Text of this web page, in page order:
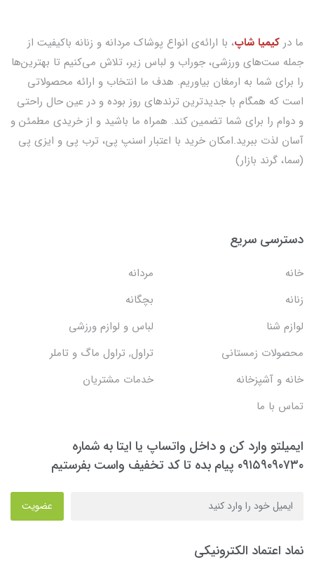
ما در کیمیا شاپ، با ارائه‌ی انواع پوشاک مردانه و زنانه باکیفیت از
جمله ست‌های ورزشی، جوراب و لباس زیر، تلاش می‌کنیم تا بهترین‌ها
را برای شما به ارمغان بیاوریم. هدف ما انتخاب و ارائه محصولاتی
است که همگام با جدیدترین ترندهای روز بوده و در عین حال راحتی
و دوام را برای شما تضمین کند. همراه ما باشید و از خریدی مطمئن و
آسان لذت ببرید.امکان خرید با اعتبار اسنپ پی، ترب پی و ایزی پی
(سما، گرند بازار)
دسترسی سریع
خانه
مردانه
زنانه
بچگانه
لوازم شنا
لباس و لوازم ورزشی
محصولات زمستانی
تراول, تراول ماگ و تاملر
خانه و آشپزخانه
خدمات مشتریان
تماس با ما
ایمیلتو وارد کن و داخل واتساپ یا ایتا به شماره
۰۹۱۵۹۰۹۰۷۳۰ پیام بده تا کد تخفیف واست بفرستیم
عضویت
نماد اعتماد الکترونیکی